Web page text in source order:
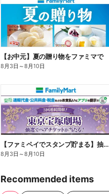
【お中元】夏の贈り物をファミマで
8月3日 ～8月10日
【ファミペイでスタンプ貯まる】抽選でペアチケットが当たる!
8月3日 ～8月10日
Recommended items